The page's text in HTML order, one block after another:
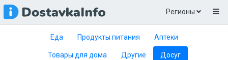
Регионы
Еда Продукты питания Аптеки
Товары для дома Другие Досуг